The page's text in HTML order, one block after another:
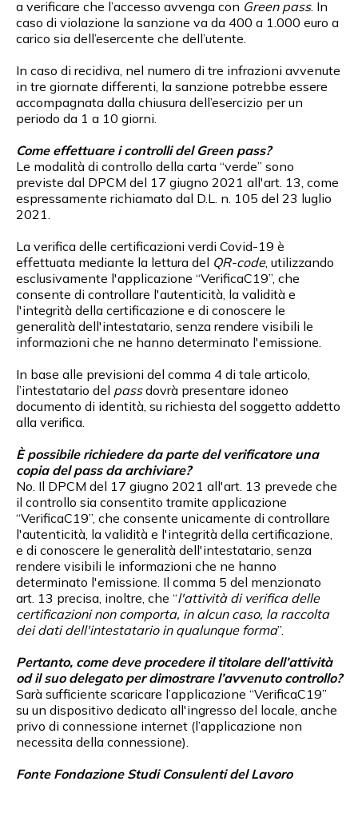
a verificare che l’accesso avvenga con Green pass. In
caso di violazione la sanzione va da 400 a 1.000 euro a
carico sia dell’esercente che dell’utente.
In caso di recidiva, nel numero di tre infrazioni avvenute
in tre giornate differenti, la sanzione potrebbe essere
accompagnata dalla chiusura dell’esercizio per un
periodo da 1 a 10 giorni.
Come effettuare i controlli del Green pass?
Le modalità di controllo della carta “verde” sono
previste dal DPCM del 17 giugno 2021 all'art. 13, come
espressamente richiamato dal D.L. n. 105 del 23 luglio
2021.
La verifica delle certificazioni verdi Covid-19 è
effettuata mediante la lettura del QR-code, utilizzando
esclusivamente l'applicazione “VerificaC19”, che
consente di controllare l'autenticità, la validità e
l'integrità della certificazione e di conoscere le
generalità dell'intestatario, senza rendere visibili le
informazioni che ne hanno determinato l'emissione.
In base alle previsioni del comma 4 di tale articolo,
l’intestatario del passdovrà presentare idoneo
documento di identità, su richiesta del soggetto addetto
alla verifica.
È possibile richiedere da parte del verificatore una
copia del pass da archiviare?
No. Il DPCM del 17 giugno 2021 all'art. 13 prevede che
il controllo sia consentito tramite applicazione
“VerificaC19”, che consente unicamente di controllare
l'autenticità, la validità e l'integrità della certificazione,
e di conoscere le generalità dell'intestatario, senza
rendere visibili le informazioni che ne hanno
determinato l'emissione. Il comma 5 del menzionato
art. 13 precisa, inoltre, che “l'attività di verifica delle
certificazioni non comporta, in alcun caso, la raccolta
dei dati dell'intestatario in qualunque forma”.
Pertanto, come deve procedere il titolare dell’attività
od il suo delegato per dimostrare l’avvenuto controllo?
Sarà sufficiente scaricare l’applicazione “VerificaC19”
su un dispositivo dedicato all'ingresso del locale, anche
privo di connessione internet (l’applicazione non
necessita della connessione).
Fonte Fondazione Studi Consulenti del Lavoro